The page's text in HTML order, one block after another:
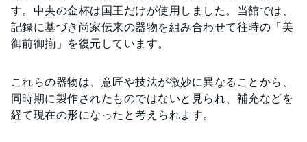
す。中央の金杯は国王だけが使用しました。当館では、
記録に基づき尚家伝来の器物を組み合わせて往時の「美
御前御揃」を復元しています。
これらの器物は、意匠や技法が微妙に異なることから、
同時期に製作されたものではないと見られ、補充などを
経て現在の形になったと考えられます。